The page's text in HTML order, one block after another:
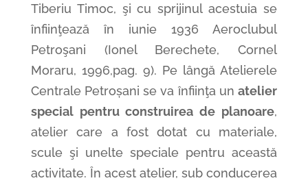
Tiberiu Timoc, şi cu sprijinul acestuia se
înfiinţează în iunie 1936 Aeroclubul
Petroşani (Ionel Berechete, Cornel
Moraru, 1996,pag. 9). Pe lângă Atelierele
Centrale Petroșani se va înfiinţa un atelier
special pentru construirea de planoare,
atelier care a fost dotat cu materiale,
scule şi unelte speciale pentru această
activitate. Ȋn acest atelier, sub conducerea